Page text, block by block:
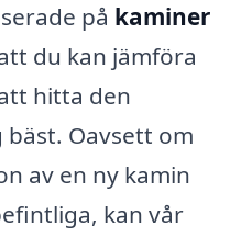
på kaminer
du kan jämföra
hitta den
bäst. Oavsett om
av en ny kamin
kan vår